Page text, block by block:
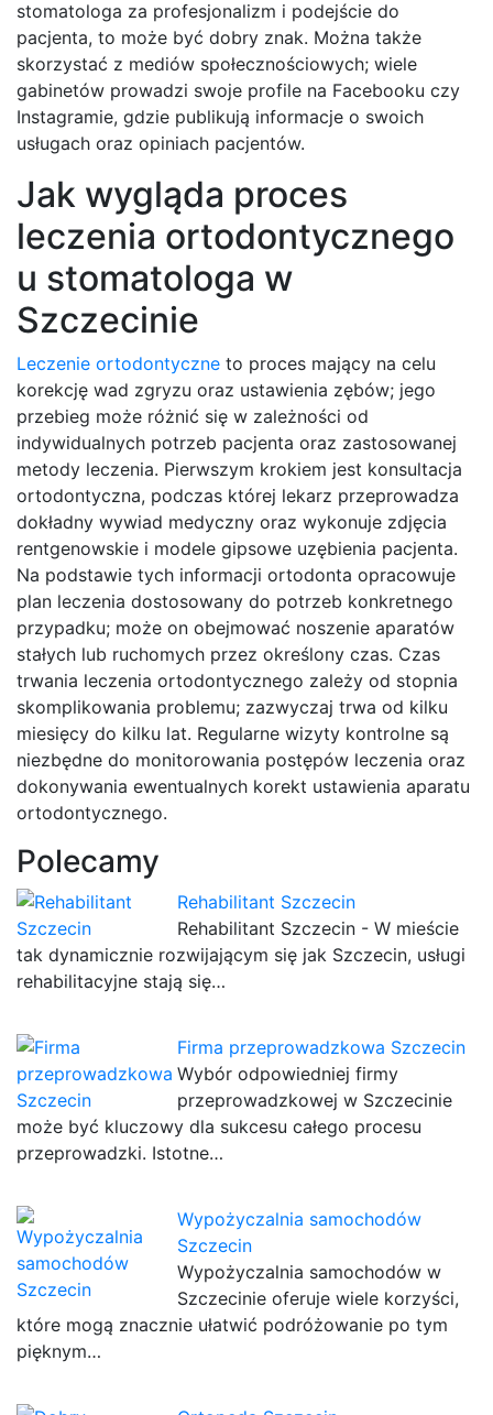
stomatologa za profesjonalizm i podejście do
pacjenta, to może być dobry znak. Można także
skorzystać z mediów społecznościowych; wiele
gabinetów prowadzi swoje profile na Facebooku czy
Instagramie, gdzie publikują informacje o swoich
usługach oraz opiniach pacjentów.
Jak wygląda proces
leczenia ortodontycznego
u stomatologa w
Szczecinie
Leczenie ortodontyczne to proces mający na celu
korekcję wad zgryzu oraz ustawienia zębów; jego
przebieg może różnić się w zależności od
indywidualnych potrzeb pacjenta oraz zastosowanej
metody leczenia. Pierwszym krokiem jest konsultacja
ortodontyczna, podczas której lekarz przeprowadza
dokładny wywiad medyczny oraz wykonuje zdjęcia
rentgenowskie i modele gipsowe uzębienia pacjenta.
Na podstawie tych informacji ortodonta opracowuje
plan leczenia dostosowany do potrzeb konkretnego
przypadku; może on obejmować noszenie aparatów
stałych lub ruchomych przez określony czas. Czas
trwania leczenia ortodontycznego zależy od stopnia
skomplikowania problemu; zazwyczaj trwa od kilku
miesięcy do kilku lat. Regularne wizyty kontrolne są
niezbędne do monitorowania postępów leczenia oraz
dokonywania ewentualnych korekt ustawienia aparatu
ortodontycznego.
Polecamy
Rehabilitant Szczecin
Rehabilitant Szczecin - W mieście
tak dynamicznie rozwijającym się jak Szczecin, usługi
rehabilitacyjne stają się…
Firma przeprowadzkowa Szczecin
Wybór odpowiedniej firmy
przeprowadzkowej w Szczecinie
może być kluczowy dla sukcesu całego procesu
przeprowadzki. Istotne…
Wypożyczalnia samochodów
Szczecin
Wypożyczalnia samochodów w
Szczecinie oferuje wiele korzyści,
które mogą znacznie ułatwić podróżowanie po tym
pięknym…